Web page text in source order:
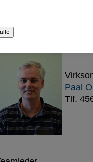
og ansatte
Paal
Tlf.